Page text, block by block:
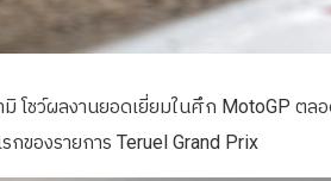
มิ โชว์ผลงานยอดเยี่ยมในศึก MotoGP ต
ของรายการ Teruel Grand Prix